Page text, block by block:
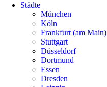
Städte
München
Köln
Frankfurt (am Main)
Stuttgart
Düsseldorf
Dortmund
Essen
Dresden